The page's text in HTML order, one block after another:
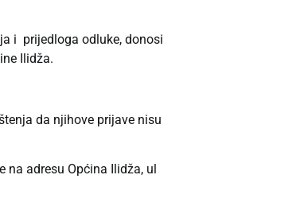
i prijedloga odluke, donosi
Ilidža.
da njihove prijave nisu
na adresu Općina Ilidža, ul